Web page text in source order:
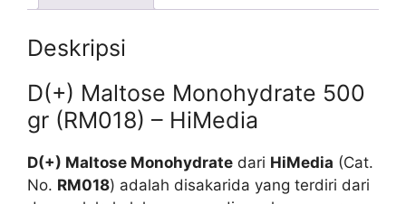
Deskripsi
D(+) Maltose Monohydrate 500
gr (RM018) – HiMedia
D(+) Maltose Monohydrate dari HiMedia (Cat.
No. RM018) adalah disakarida yang terdiri dari